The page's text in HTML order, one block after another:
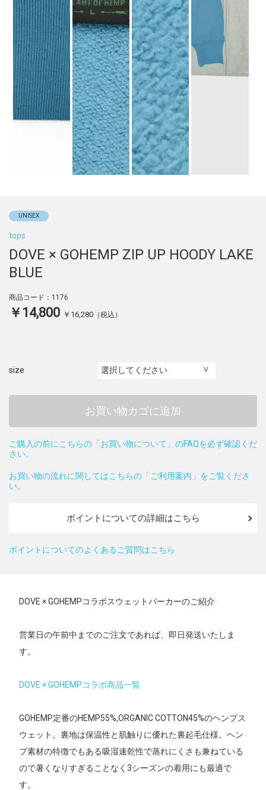
UNISEX
tops
DOVE × GOHEMP ZIP UP HOODY LAKE
BLUE
商品コード：1176
￥14,800 ￥16,280 （税込）
size
お買い物カゴに追加
ご購入の前にこちらの「お買い物について」のFAQを必ず確認くだ
さい。
お買い物の流れに関してはこちらの「ご利用案内」をご覧くださ
い。
ポイントについての詳細はこちら
ポイントについてのよくあるご質問はこちら
DOVE × GOHEMPコラボスウェットパーカーのご紹介
営業日の午前中までのご注文であれば、即日発送いたしま
す。
DOVE × GOHEMPコラボ商品一覧
GOHEMP定番のHEMP55%,ORGANIC COTTON45%のヘンプス
ウェット。裏地は保温性と肌触りに優れた裏起毛仕様。ヘン
プ素材の特徴でもある吸湿速乾性で蒸れにくさも兼ねている
ので暑くなりすぎることなく3シーズンの着用にも最適で
す。